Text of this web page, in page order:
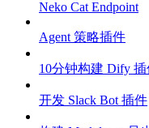
Neko Cat Endpoint
Agent 策略插件
10分钟构建 Dify
开发 Slack Bot 插件